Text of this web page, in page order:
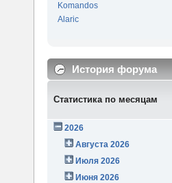
Komandos
Alaric
История форума
Статистика по месяцам
2026
Августа 2026
Июля 2026
Июня 2026